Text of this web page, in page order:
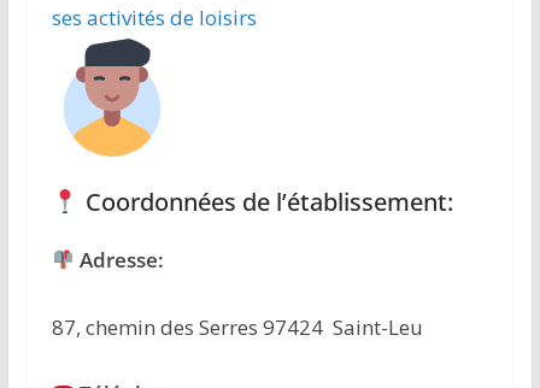
ses activités de loisirs
Coordonnées de l’établissement:
Adresse:
87, chemin des Serres 97424 Saint-Leu